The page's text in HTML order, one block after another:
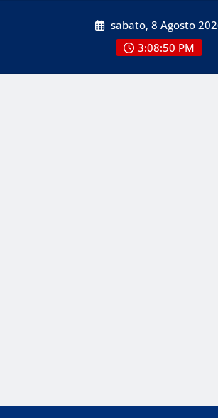
sabato, 8 Agosto
3:08:51 PM